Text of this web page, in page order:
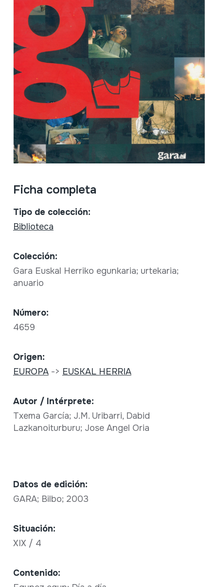
Ficha completa
Tipo de colección:
Biblioteca
Colección:
Gara Euskal Herriko egunkaria; urtekaria;
anuario
Número:
4659
Origen:
EUROPA-> EUSKAL HERRIA
Autor / Intérprete:
Txema García; J.M. Uribarri, Dabid
Lazkanoiturburu; Jose Angel Oria
Datos de edición:
GARA; Bilbo; 2003
Situación:
XIX / 4
Contenido: